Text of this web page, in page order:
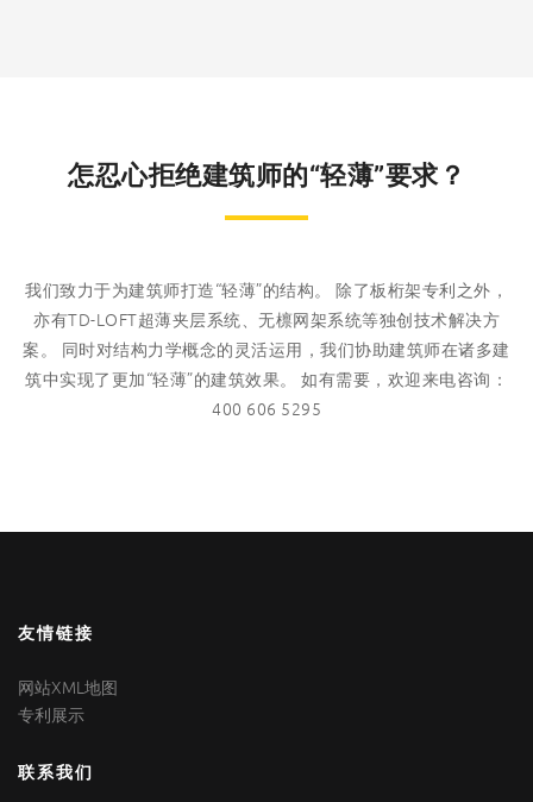
怎忍心拒绝建筑师的“轻薄”要求？
我们致力于为建筑师打造“轻薄”的结构。 除了板桁架专利之外，
亦有TD-LOFT超薄夹层系统、无檩网架系统等独创技术解决方
案。 同时对结构力学概念的灵活运用，我们协助建筑师在诸多建
筑中实现了更加“轻薄”的建筑效果。 如有需要，欢迎来电咨询：
400 606 5295
友情链接
网站XML地图
专利展示
联系我们